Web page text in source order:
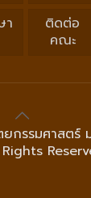
า
ติดต่อ
คณะ
กรรมศาสตร์